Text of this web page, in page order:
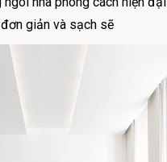
giản và sạch sẽ